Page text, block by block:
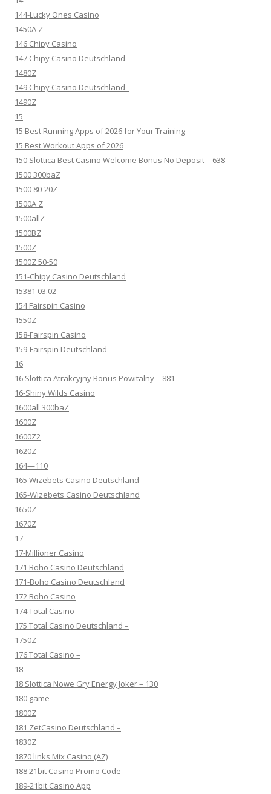
144-Lucky Ones Casino
1450A Z
146 Chipy Casino
147 Chipy Casino Deutschland
1480Z
149 Chipy Casino Deutschland–
1490Z
15
15 Best Running Apps of 2026 for Your Training
15 Best Workout Apps of 2026
150 Slottica Best Casino Welcome Bonus No Deposit – 638
1500 300baZ
1500 80-20Z
1500A Z
1500allZ
1500BZ
1500Z
1500Z 50-50
151-Chipy Casino Deutschland
15381 03.02
154 Fairspin Casino
1550Z
158-Fairspin Casino
159-Fairspin Deutschland
16
16 Slottica Atrakcyjny Bonus Powitalny – 881
16-Shiny Wilds Casino
1600all 300baZ
1600Z
1600Z2
1620Z
164—110
165 Wizebets Casino Deutschland
165-Wizebets Casino Deutschland
1650Z
1670Z
17
17-Millioner Casino
171 Boho Casino Deutschland
171-Boho Casino Deutschland
172 Boho Casino
174 Total Casino
175 Total Casino Deutschland –
1750Z
176 Total Casino –
18
18 Slottica Nowe Gry Energy Joker – 130
180 game
1800Z
181 ZetCasino Deutschland –
1830Z
1870 links Mix Casino (AZ)
188 21bit Casino Promo Code –
189-21bit Casino App